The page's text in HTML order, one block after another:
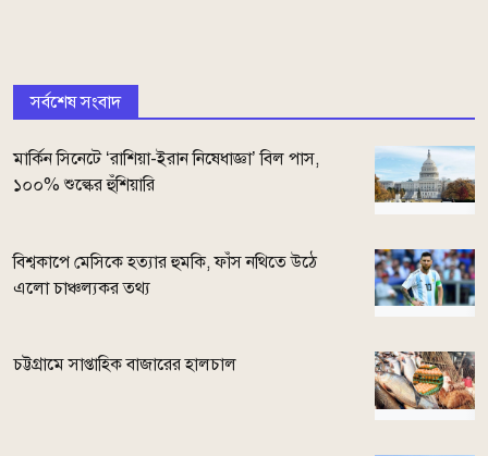
সর্বশেষ সংবাদ
মার্কিন সিনেটে ‘রাশিয়া-ইরান নিষেধাজ্ঞা’ বিল পাস,
১০০% শুল্কের হুঁশিয়ারি
বিশ্বকাপে মেসিকে হত্যার হুমকি, ফাঁস নথিতে উঠে
এলো চাঞ্চল্যকর তথ্য
চট্টগ্রামে সাপ্তাহিক বাজারের হালচাল